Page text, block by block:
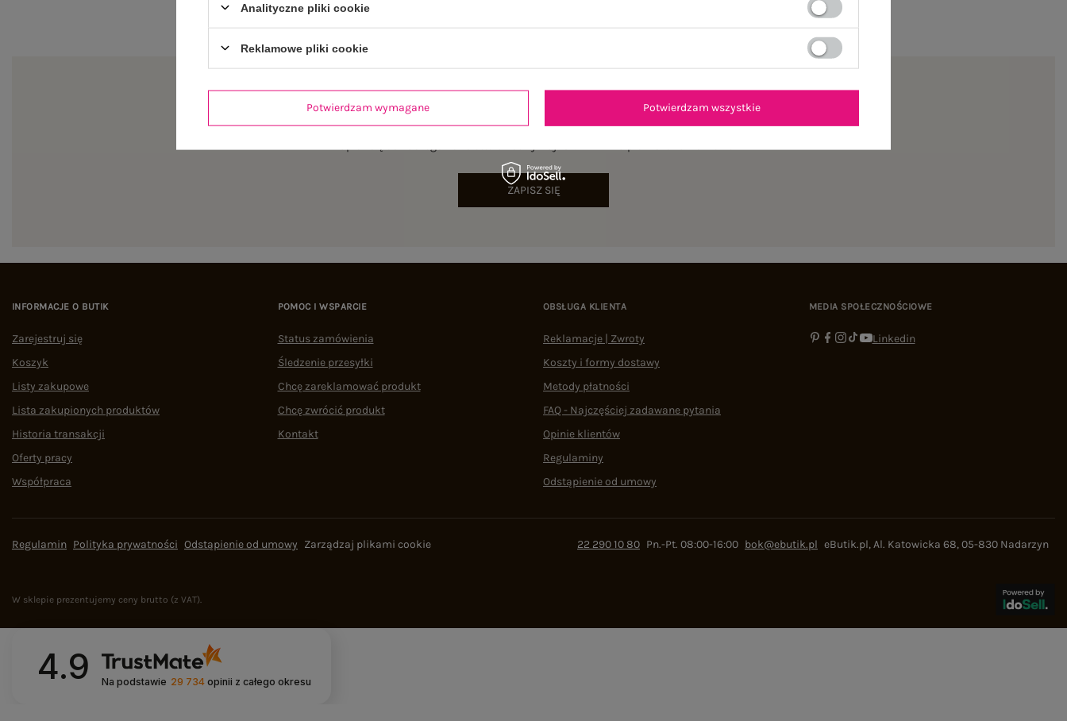
ZAPISZ SIĘ
INFORMACJE O BUTIK
Zarejestruj się
Koszyk
Listy zakupowe
Lista zakupionych produktów
Historia transakcji
Oferty pracy
Współpraca
POMOC I WSPARCIE
Status zamówienia
Śledzenie przesyłki
Chcę zareklamować produkt
Chcę zwrócić produkt
Kontakt
OBSŁUGA KLIENTA
Reklamacje | Zwroty
Koszty i formy dostawy
Metody płatności
FAQ - Najczęściej zadawane pytania
Opinie klientów
Regulaminy
Odstąpienie od umowy
MEDIA SPOŁECZNOŚCIOWE
Linkedin
Regulamin Polityka prywatności Odstąpienie od umowy Zarządzaj plikami cookie 22 290 10 80 Pn.-Pt. 08:00-16:00 bok@ebutik.pl eButik.pl,Al. Katowicka 68,05-830 Nadarzyn
W sklepie prezentujemy ceny brutto (z VAT).
4.9 Na podstawie 29 734 opinii z całego okresu
Analityczne pliki cookie
Reklamowe pliki cookie
Potwierdzam wymagane Potwierdzam wszystkie